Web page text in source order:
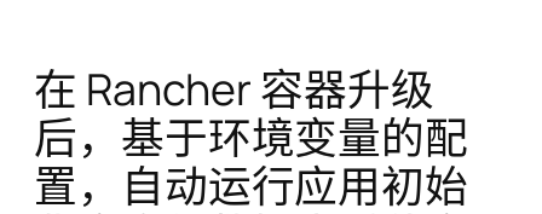
在 Rancher 容器升级
后，基于环境变量的配
置，自动运行应用初始